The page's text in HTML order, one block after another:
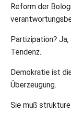
Reform der
Partizipation?
Tendenz.
Demokratie ist
Überzeugung.
Sie muß